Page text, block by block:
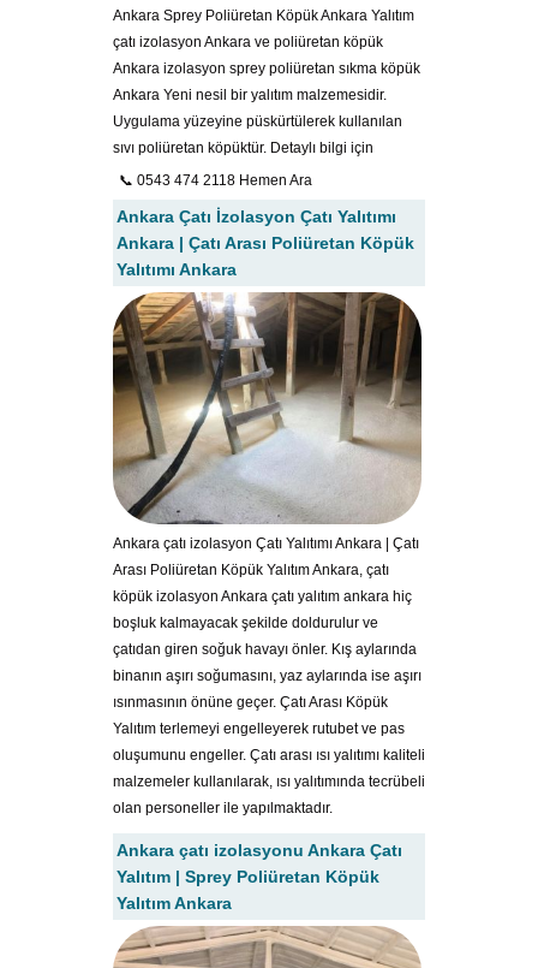
Ankara Sprey Poliüretan Köpük Ankara Yalıtım
çatı izolasyon Ankara ve poliüretan köpük
Ankara izolasyon sprey poliüretan sıkma köpük
Ankara Yeni nesil bir yalıtım malzemesidir.
Uygulama yüzeyine püskürtülerek kullanılan
sıvı poliüretan köpüktür. Detaylı bilgi için
📞 0543 474 2118 Hemen Ara
Ankara Çatı İzolasyon Çatı Yalıtımı
Ankara | Çatı Arası Poliüretan Köpük
Yalıtımı Ankara
Ankara çatı izolasyon Çatı Yalıtımı Ankara | Çatı
Arası Poliüretan Köpük Yalıtım Ankara, çatı
köpük izolasyon Ankara çatı yalıtım ankara hiç
boşluk kalmayacak şekilde doldurulur ve
çatıdan giren soğuk havayı önler. Kış aylarında
binanın aşırı soğumasını, yaz aylarında ise aşırı
ısınmasının önüne geçer. Çatı Arası Köpük
Yalıtım terlemeyi engelleyerek rutubet ve pas
oluşumunu engeller. Çatı arası ısı yalıtımı kaliteli
malzemeler kullanılarak, ısı yalıtımında tecrübeli
olan personeller ile yapılmaktadır.
Ankara çatı izolasyonu Ankara Çatı
Yalıtım | Sprey Poliüretan Köpük
Yalıtım Ankara